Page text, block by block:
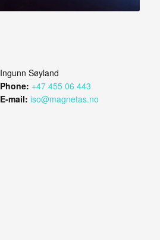
Ingunn Søyland
Phone: +47 455 06 443
E-mail: iso@magnetas.no